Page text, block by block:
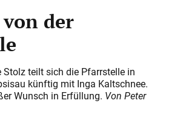
der
Stolz teilt sich die Pfarrstelle in
künftig mit Inga Kaltschnee.
Wunsch in Erfüllung. Von Peter